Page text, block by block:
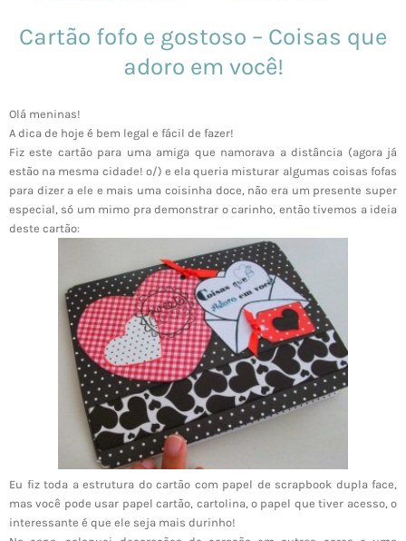
Cartão fofo e gostoso – Coisas que
adoro em você!
Olá meninas!
A dica de hoje é bem legal e fácil de fazer!
Fiz este cartão para uma amiga que namorava a distância (agora já
estão na mesma cidade! o/) e ela queria misturar algumas coisas fofas
para dizer a ele e mais uma coisinha doce, não era um presente super
especial, só um mimo pra demonstrar o carinho, então tivemos a ideia
deste cartão:
Eu fiz toda a estrutura do cartão com papel de scrapbook dupla face,
mas você pode usar papel cartão, cartolina, o papel que tiver acesso, o
interessante é que ele seja mais durinho!